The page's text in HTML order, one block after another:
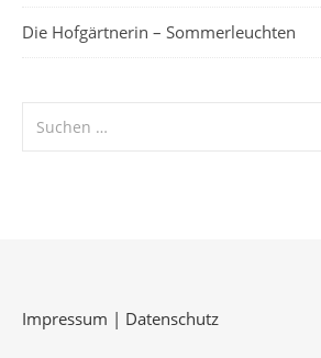
Die Hofgärtnerin – Sommerleuchten
Impressum | Datenschutz